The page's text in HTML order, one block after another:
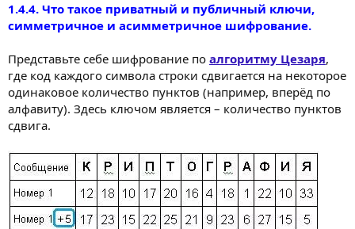
1.4.4. Что такое приватный и публичный ключи,
симметричное и асимметричное шифрование.
Представьте себе шифрование по алгоритму Цезаря,
где код каждого символа строки сдвигается на некоторое
одинаковое количество пунктов (например, вперёд по
алфавиту). Здесь ключом является – количество пунктов
сдвига.